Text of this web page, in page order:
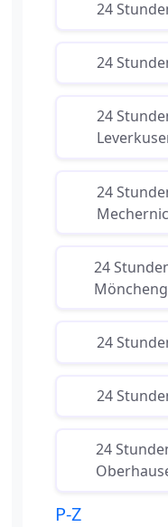
24
24
24
24
24
24
24
24
P-Z